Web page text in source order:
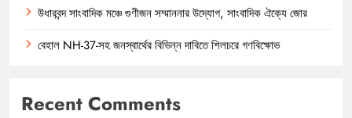
উধারবন্দ সাংবাদিক মঞ্চে গুণীজন সম্মাননার উদ্যোগ, সাংবাদিক ঐক্যে জোর
বেহাল NH-37-সহ জনস্বার্থের বিভিন্ন দাবিতে শিলচরে গণবিক্ষোভ
Recent Comments